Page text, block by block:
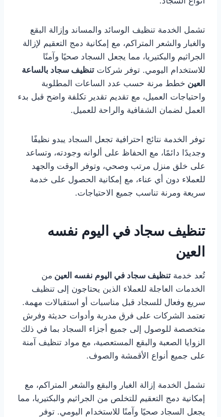
تشمل الخدمة تنظيف الوسائد والمساند وإزالة البقع
والغبار والشعر المتراكم، مع إمكانية دمج التعقيم لإزالة
الجراثيم والبكتيريا، مما يجعل السجاد صحيًا وآمنًا
للاستخدام اليومي. توفر شركات تنظيف سجاد بالساعة
العين خطط مرنة حسب عدد الساعات المطلوبة
واحتياجات العميل، مع تقديم تقدير تكلفة واضح قبل بدء
العمل لضمان الشفافية والراحة للعميل.
توفر الخدمة نتائج احترافية تجعل السجاد يبدو نظيفًا
وجديدًا دائمًا، مع الحفاظ على ألوانه وجودته، وتساعد
على خلق منزل مرتب وصحي، وتوفر الوقت والجهد
للعملاء دون أي عناء، مع إمكانية الحصول على خدمة
سريعة ومرنة تناسب جميع الاحتياجات.
تنظيف سجاد في اليوم نفسه
العين
تُعد خدمة تنظيف سجاد في اليوم نفسه العين من
الخدمات العاجلة للعملاء الذين يحتاجون إلى تنظيف
سريع وفعال للسجاد قبل مناسبات أو استقبالات مهمة.
تعتمد الشركات على فرق مدربة وأدوات حديثة وفرش
متخصصة للوصول إلى جميع أجزاء السجاد بما في ذلك
الزوايا الصعبة والبقع المستعصية، مع مواد تنظيف آمنة
على جميع أنواع الأقمشة والصوف.
تشمل الخدمة إزالة الغبار والبقع والشعر المتراكم، مع
إمكانية دمج التعقيم للتخلص من الجراثيم والبكتيريا، مما
يجعل السجاد صحيًا وآمنًا للاستخدام اليومي. توفر